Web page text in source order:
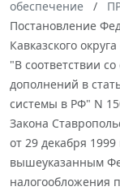
обеспечение
Постановление
Кавказского
"В соответствии
дополнений в
системы в РФ" N
Закона
от 29 декабря 1999
вышеуказанным
налогообложения